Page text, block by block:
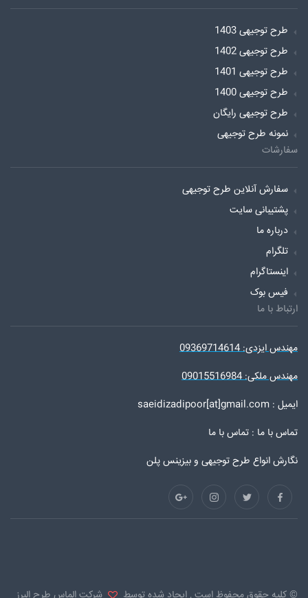
طرح توجیهی 1403
طرح توجیهی 1402
طرح توجیهی 1401
طرح توجیهی 1400
طرح توجیهی رایگان
نمونه طرح توجیهی
سفارشات
سفارش آنلاین طرح توجیهی
پشتیبانی سایت
درباره ما
تلگرام
اینستاگرام
فیس بوک
ارتباط با ما
مهندس ایزدی: 09369714614
مهندس ملکی: 09015516984
ایمیل : saeidizadipoor[at]gmail.com
تماس با ما : تماس با ما
نگارش انواع طرح توجیهی و بیزینس پلن